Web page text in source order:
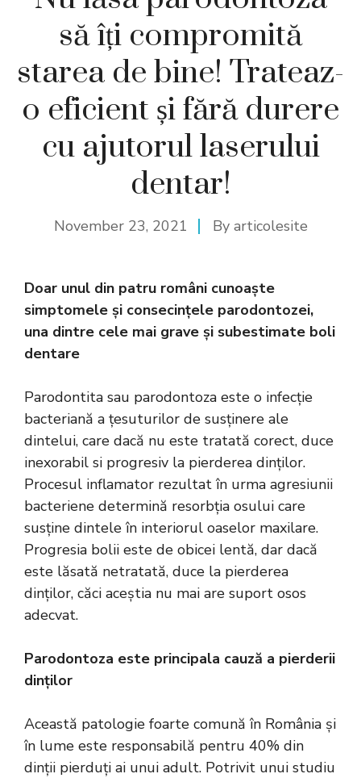
să îți compromită
starea de bine! Trateaz-
o eficient și fără durere
cu ajutorul laserului
dentar!
November 23, 2021 By articolesite
Doar unul din patru români cunoaște
simptomele și consecințele parodontozei,
una dintre cele mai grave și subestimate boli
dentare
Parodontita sau parodontoza este o infecție
bacteriană a țesuturilor de susținere ale
dintelui, care dacă nu este tratată corect, duce
inexorabil si progresiv la pierderea dinților.
Procesul inflamator rezultat în urma agresiunii
bacteriene determină resorbția osului care
susține dintele în interiorul oaselor maxilare.
Progresia bolii este de obicei lentă, dar dacă
este lăsată netratată, duce la pierderea
dinților, căci aceștia nu mai are suport osos
adecvat.
Parodontoza este principala cauză a pierderii
dinților
Această patologie foarte comună în România și
în lume este responsabilă pentru 40% din
dinții pierduți ai unui adult. Potrivit unui studiu